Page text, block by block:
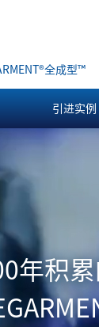
引进实例
®全成型™
年积